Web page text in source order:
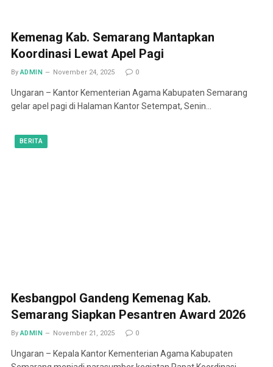
Kemenag Kab. Semarang Mantapkan
Koordinasi Lewat Apel Pagi
By ADMIN November 24, 2025 0
Ungaran – Kantor Kementerian Agama Kabupaten Semarang
gelar apel pagi di Halaman Kantor Setempat, Senin…
BERITA
Kesbangpol Gandeng Kemenag Kab.
Semarang Siapkan Pesantren Award 2026
By ADMIN November 21, 2025 0
Ungaran – Kepala Kantor Kementerian Agama Kabupaten